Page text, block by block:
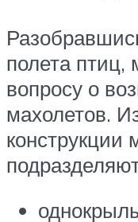
полета птиц,
вопросу о
махолетов.
конструкции